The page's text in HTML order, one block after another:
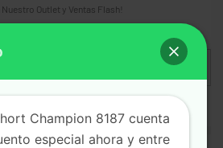
Outlet y Ventas Flash!
Champion 8187 cuenta
especial ahora y entre